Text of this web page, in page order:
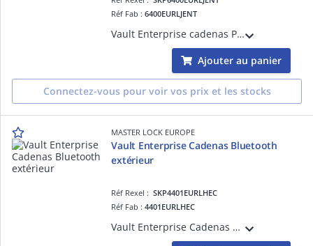
Réf Fab :6400EURLJENT
Vault Enterprise cadenas ProSeries Bluetooth
Ajouter au panier
Connectez-vous pour voir vos prix et les stocks
MASTER LOCK EUROPE
Vault Enterprise Cadenas Bluetooth
extérieur
Réf Rexel :SKP4401EURLHEC
Réf Fab :4401EURLHEC
Vault Enterprise Cadenas Bluetooth extérieur